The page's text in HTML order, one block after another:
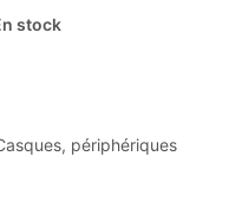
stock
, périphériques